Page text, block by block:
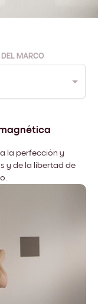
MARCO
la perfección y
y de la libertad de